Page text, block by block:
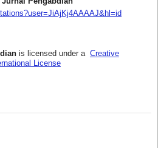
is licensed under a Creative
License